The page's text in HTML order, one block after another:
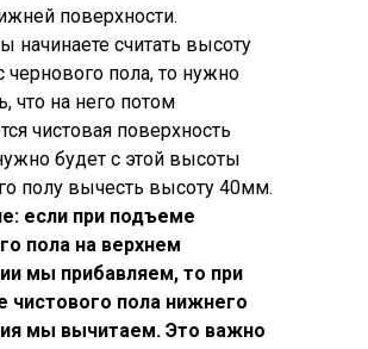
поверхности.
начинаете считать высоту
чернового пола, то нужно
что на него потом
чистовая поверхность
будет с этой высоты
полу вычесть высоту 40мм.
если при подъеме
пола на верхнем
мы прибавляем, то при
чистового пола нижнего
мы вычитаем. Это важно